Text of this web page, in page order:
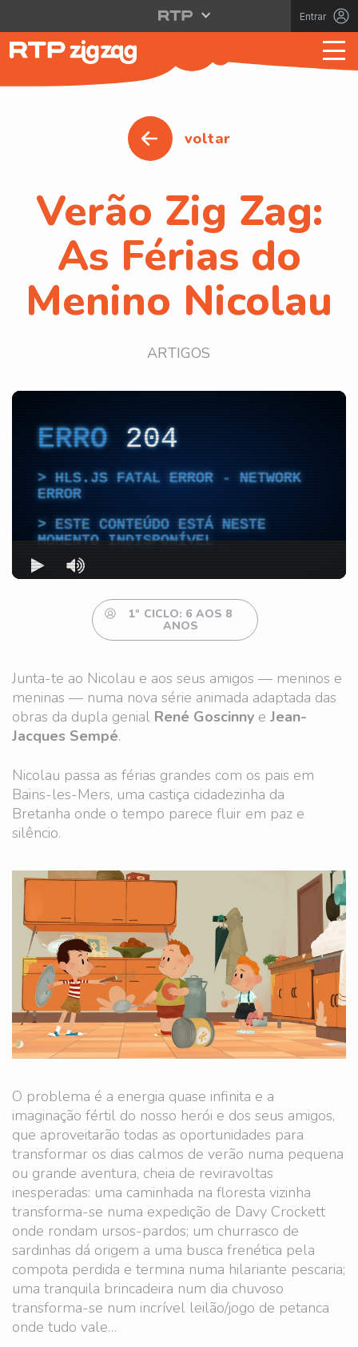
Entrar
voltar
Verão Zig Zag:
As Férias do
Menino Nicolau
ARTIGOS
1º CICLO: 6 AOS 8
ANOS
Junta-te ao Nicolau e aos seus amigos — meninos e
meninas — numa nova série animada adaptada das
obras da dupla genial René Goscinny e Jean-
Jacques Sempé.
Nicolau passa as férias grandes com os pais em
Bains-les-Mers, uma castiça cidadezinha da
Bretanha onde o tempo parece fluir em paz e
silêncio.
O problema é a energia quase infinita e a
imaginação fértil do nosso herói e dos seus amigos,
que aproveitarão todas as oportunidades para
transformar os dias calmos de verão numa pequena
ou grande aventura, cheia de reviravoltas
inesperadas: uma caminhada na floresta vizinha
transforma-se numa expedição de Davy Crockett
onde rondam ursos-pardos; um churrasco de
sardinhas dá origem a uma busca frenética pela
compota perdida e termina numa hilariante pescaria;
uma tranquila brincadeira num dia chuvoso
transforma-se num incrível leilão/jogo de petanca
onde tudo vale…